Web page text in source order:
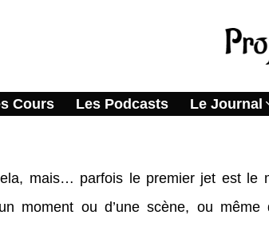
Cours Les Podcasts Le Journal
mais… parfois le premier jet est le
moment ou d’une scène, ou